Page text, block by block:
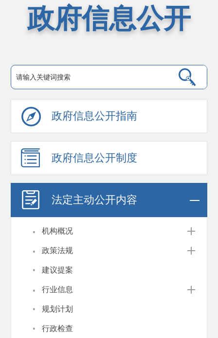
政府信息公开
政府信息公开指南
政府信息公开制度
法定主动公开内容
· 机构概况
· 政策法规
· 建议提案
· 行业信息
· 规划计划
· 行政检查